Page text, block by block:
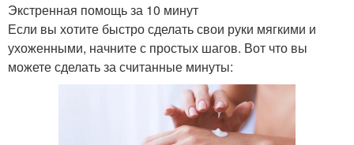
Экстренная помощь за 10 минут
Если вы хотите быстро сделать свои руки мягкими и
ухоженными, начните с простых шагов. Вот что вы
можете сделать за считанные минуты: